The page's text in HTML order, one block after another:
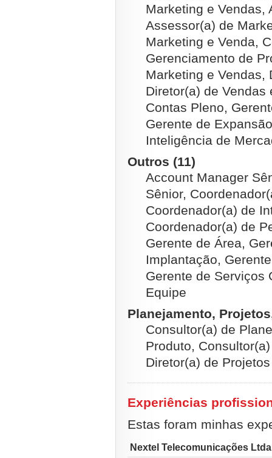
Marketing e Vendas,
Assessor(a) de
Marketing e Venda,
Gerenciamento de
Marketing e Vendas,
Diretor(a) de
Contas Pleno,
Gerente de
Inteligência de
Outros (11)
Account Manager
Sênior,
Coordenador(a) de
Coordenador(a) de
Gerente de Área,
Implantação,
Gerente de Serviços
Equipe
Planejamento,
Consultor(a) de
Produto,
Diretor(a) de Projetos
Experiências
Estas foram minhas
Nextel Telecomunicações Ltda